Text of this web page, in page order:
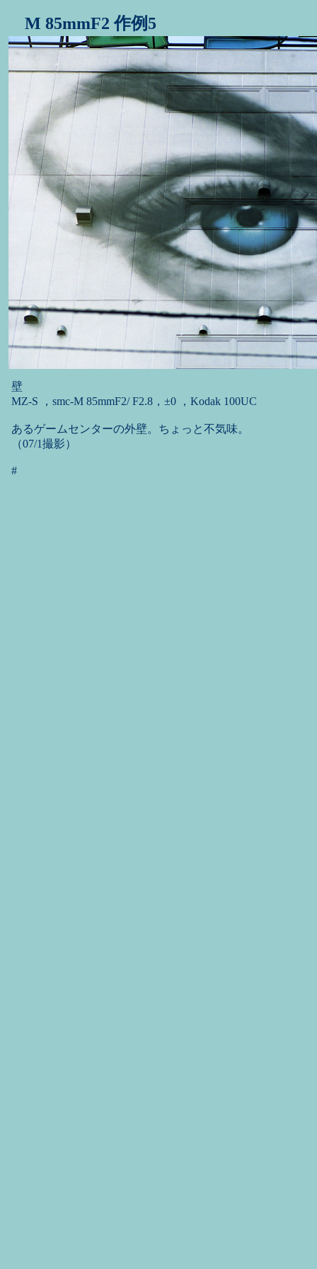
M 85mmF2 作例5
壁
MZ-S ，smc-M 85mmF2/ F2.8，±0 ，Kodak 100UC
あるゲームセンターの外壁。ちょっと不気味。
（07/1撮影）
#